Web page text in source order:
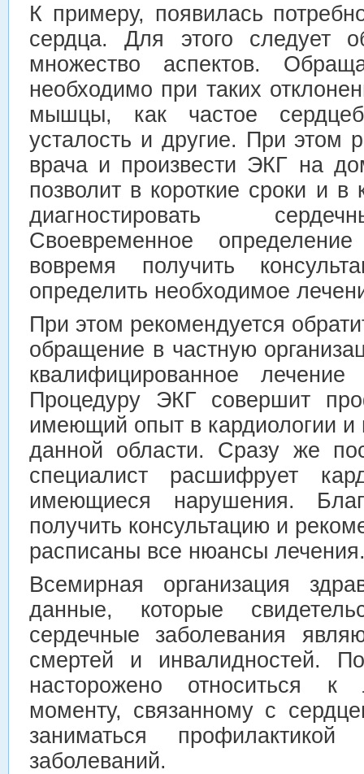
К примеру, появилась
сердца. Для этого следует
множество аспектов.
необходимо при таких
мышцы, как частое
усталость и другие. При этом
врача и произвести ЭКГ на
позволит в короткие сроки и
диагностировать
Своевременное
вовремя получить
определить необходимое
При этом рекомендуется
обращение в частную
квалифицированное
Процедуру ЭКГ совершит
имеющий опыт в кардиологии и
данной области. Сразу же
специалист расшифрует
имеющиеся нарушения.
получить консультацию и
расписаны все нюансы
Всемирная организация
данные, которые
сердечные заболевания
смертей и инвалидностей.
насторожено относиться к
моменту, связанному с
заниматься профилактикой
заболеваний.